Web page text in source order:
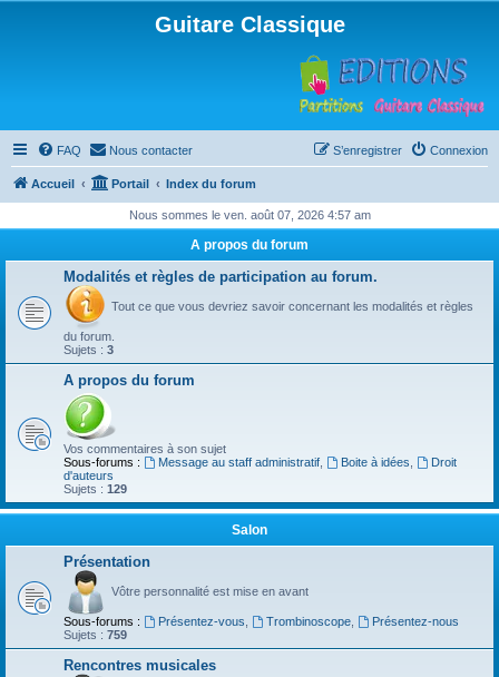
Guitare Classique
FAQ Nous contacter Connexion
S’enregistrer
Accueil Portail Index du forum
Nous sommes le ven. août 07, 2026 4:57 am
A propos du forum
Modalités et règles de participation au forum.
Tout ce que vous devriez savoir concernant les modalités et règles
du forum.
Sujets : 3
A propos du forum
Vos commentaires à son sujet
Sous-forums :
Message au staff administratif, Boite à idées
Droit
d'auteurs
Sujets : 129
Salon
Présentation
Vôtre personnalité est mise en avant
Sous-forums : Présentez-vous Trombinoscope,
Présentez-nous
Sujets : 759
Rencontres musicales